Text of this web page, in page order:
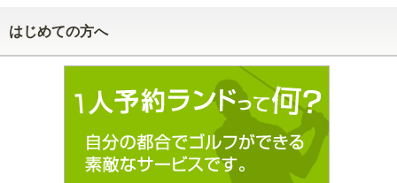
はじめての方へ